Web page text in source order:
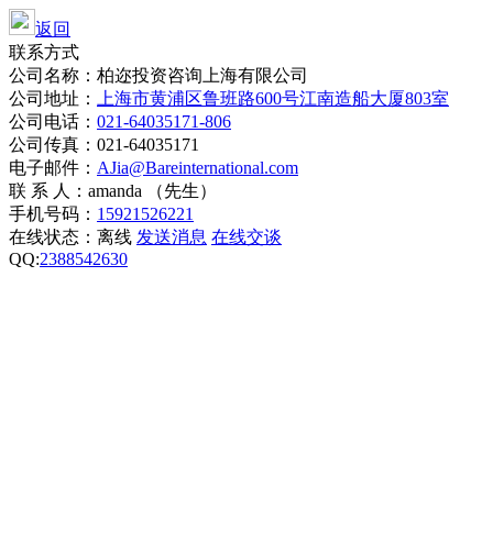
返回
联系方式
公司名称：柏迩投资咨询上海有限公司
公司地址：
上海市黄浦区鲁班路600号江南造船大厦803室
公司电话： 021-64035171-806
公司传真：021-64035171
电子邮件： AJia@Bareinternational.com
联 系 人：amanda （先生）
手机号码： 15921526221
在线状态： 离线 发送消息 在线交谈
QQ:2388542630